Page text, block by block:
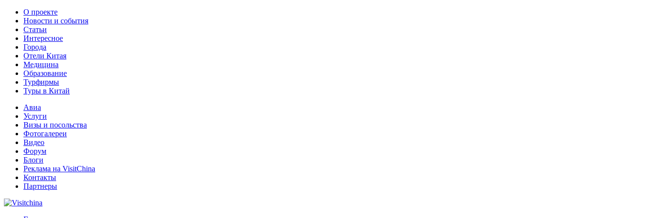
О проекте
Новости и события
Статьи
Интересное
Города
Отели Китая
Медицина
Образование
Турфирмы
Туры в Китай
Авиа
Услуги
Визы и посольства
Фотогалереи
Видео
Форум
Блоги
Реклама на VisitChina
Контакты
Партнеры